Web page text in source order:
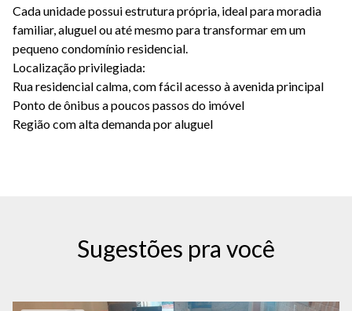
Cada unidade possui estrutura própria, ideal para moradia
familiar, aluguel ou até mesmo para transformar em um
pequeno condomínio residencial.
Localização privilegiada:
Rua residencial calma, com fácil acesso à avenida principal
Ponto de ônibus a poucos passos do imóvel
Região com alta demanda por aluguel
Sugestões pra você